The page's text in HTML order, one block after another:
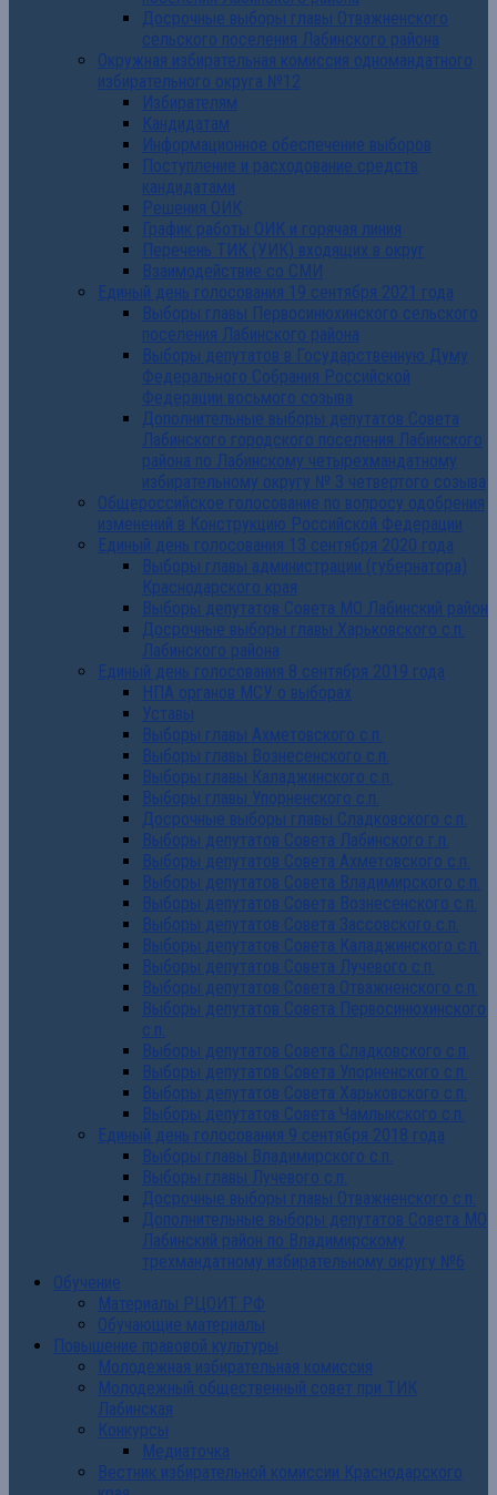
Досрочные выборы главы Отважненского
сельского поселения Лабинского района
Окружная избирательная комиссия одномандатного
избирательного округа №12
Избирателям
Кандидатам
Информационное обеспечение выборов
Поступление и расходование средств
кандидатами
Решения ОИК
График работы ОИК и горячая линия
Перечень ТИК (УИК) входящих в округ
Взаимодействие со СМИ
Единый день голосования 19 сентября 2021 года
Выборы главы Первосинюхинского сельского
поселения Лабинского района
Выборы депутатов в Государственную Думу
Федерального Собрания Российской
Федерации восьмого созыва
Дополнительные выборы депутатов Совета
Лабинского городского поселения Лабинского
района по Лабинскому четырехмандатному
избирательному округу № 3 четвертого созыва
Общероссийское голосование по вопросу одобрения
изменений в Конструкцию Российской Федерации
Единый день голосования 13 сентября 2020 года
Выборы главы администрации (губернатора)
Краснодарского края
Выборы депутатов Совета МО Лабинский район
Досрочные выборы главы Харьковского с.п.
Лабинского района
Единый день голосования 8 сентября 2019 года
НПА органов МСУ о выборах
Уставы
Выборы главы Ахметовского с.п.
Выборы главы Вознесенского с.п.
Выборы главы Каладжинского с.п.
Выборы главы Упорненского с.п.
Досрочные выборы главы Сладковского с.п.
Выборы депутатов Совета Лабинского г.п.
Выборы депутатов Совета Ахметовского с.п.
Выборы депутатов Совета Владимирского с.п.
Выборы депутатов Совета Вознесенского с.п.
Выборы депутатов Совета Зассовского с.п.
Выборы депутатов Совета Каладжинского с.п.
Выборы депутатов Совета Лучевого с.п.
Выборы депутатов Совета Отважненского с.п.
Выборы депутатов Совета Первосинюхинского
с.п.
Выборы депутатов Совета Сладковского с.п.
Выборы депутатов Совета Упорненского с.п.
Выборы депутатов Совета Харьковского с.п.
Выборы депутатов Совета Чамлыкского с.п.
Единый день голосования 9 сентября 2018 года
Выборы главы Владимирского с.п.
Выборы главы Лучевого с.п.
Досрочные выборы главы Отважненского с.п.
Дополнительные выборы депутатов Совета МО
Лабинский район по Владимирскому
трехмандатному избирательному округу №6
Обучение
Материалы РЦОИТ РФ
Обучающие материалы
Повышение правовой культуры
Молодежная избирательная комиссия
Молодежный общественный совет при ТИК
Лабинская
Конкурсы
Медиаточка
Вестник избирательной комиссии Краснодарского